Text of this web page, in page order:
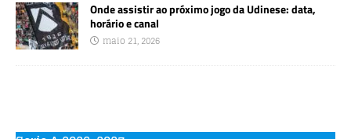
Onde assistir ao próximo jogo da Udinese: data,
horário e canal
maio 21, 2026